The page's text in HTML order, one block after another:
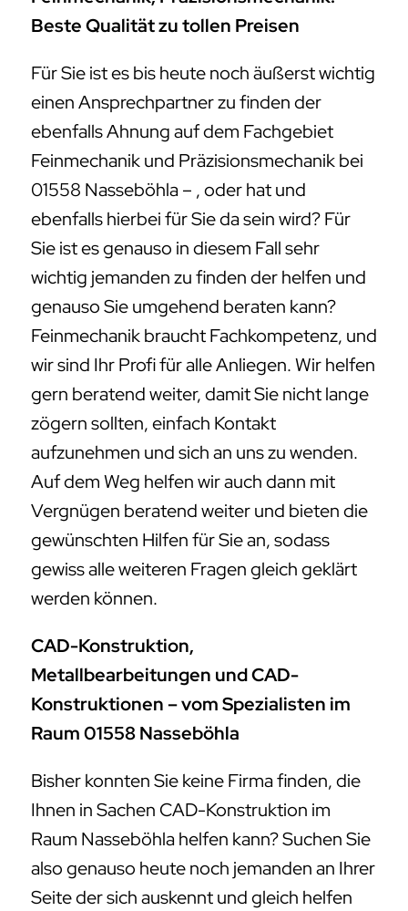
Beste Qualität zu tollen Preisen
Für Sie ist es bis heute noch äußerst wichtig
einen Ansprechpartner zu finden der
ebenfalls Ahnung auf dem Fachgebiet
Feinmechanik und Präzisionsmechanik bei
01558 Nasseböhla – , oder hat und
ebenfalls hierbei für Sie da sein wird? Für
Sie ist es genauso in diesem Fall sehr
wichtig jemanden zu finden der helfen und
genauso Sie umgehend beraten kann?
Feinmechanik braucht Fachkompetenz, und
wir sind Ihr Profi für alle Anliegen. Wir helfen
gern beratend weiter, damit Sie nicht lange
zögern sollten, einfach Kontakt
aufzunehmen und sich an uns zu wenden.
Auf dem Weg helfen wir auch dann mit
Vergnügen beratend weiter und bieten die
gewünschten Hilfen für Sie an, sodass
gewiss alle weiteren Fragen gleich geklärt
werden können.
CAD-Konstruktion,
Metallbearbeitungen und CAD-
Konstruktionen – vom Spezialisten im
Raum 01558 Nasseböhla
Bisher konnten Sie keine Firma finden, die
Ihnen in Sachen CAD-Konstruktion im
Raum Nasseböhla helfen kann? Suchen Sie
also genauso heute noch jemanden an Ihrer
Seite der sich auskennt und gleich helfen